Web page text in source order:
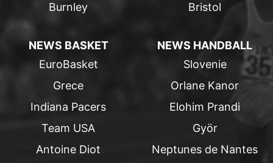
Burnley
Bristol
NEWS BASKET
EuroBasket
Grece
Indiana Pacers
Team USA
Antoine Diot
NEWS HANDBALL
Slovenie
Orlane Kanor
Elohim Prandi
Györ
Neptunes de Nantes